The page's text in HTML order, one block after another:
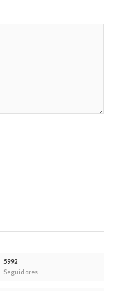
5992
Seguidores